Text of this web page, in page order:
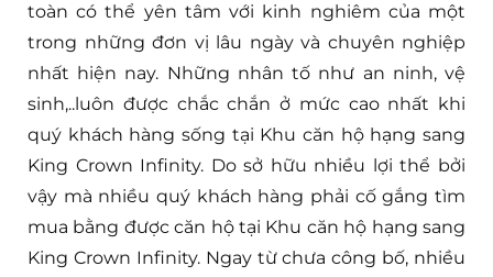
toàn có thể yên tâm với kinh nghiêm của một
trong những đơn vị lâu ngày và chuyên nghiệp
nhất hiện nay. Những nhân tố như an ninh, vệ
sinh,..luôn được chắc chắn ở mức cao nhất khi
quý khách hàng sống tại Khu căn hộ hạng sang
King Crown Infinity. Do sở hữu nhiều lợi thể bởi
vậy mà nhiều quý khách hàng phải cố gắng tìm
mua bằng được căn hộ tại Khu căn hộ hạng sang
King Crown Infinity. Ngay từ chưa công bố, nhiều